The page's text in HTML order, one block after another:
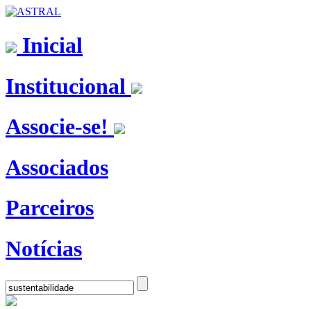
Inicial
Institucional
Associe-se!
Associados
Parceiros
Notícias